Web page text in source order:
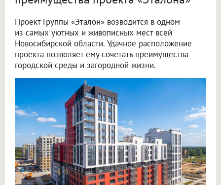
Проект Группы «Эталон» возводится в одном
из самых уютных и живописных мест всей
Новосибирской области. Удачное расположение
проекта позволяет ему сочетать преимущества
городской среды и загородной жизни.